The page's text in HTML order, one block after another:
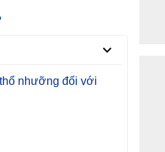
nhưỡng đối với